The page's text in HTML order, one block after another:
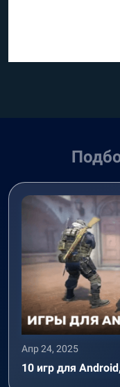
Апр 24, 2025
10 игр для